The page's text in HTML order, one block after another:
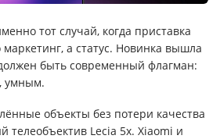
тот случай, когда приставка
а статус. Новинка вышла
быть современный флагман:
умным.
объекты без потери качества
телеобъектив Lecia 5x. Xiaomi и